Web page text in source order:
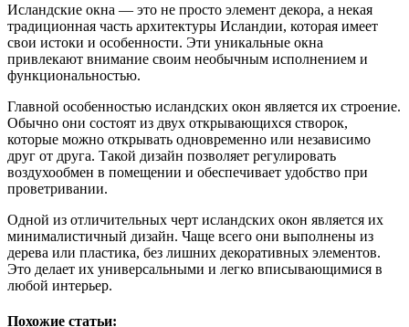
Исландские окна — это не просто элемент декора, а некая
традиционная часть архитектуры Исландии, которая имеет
свои истоки и особенности. Эти уникальные окна
привлекают внимание своим необычным исполнением и
функциональностью.
Главной особенностью исландских окон является их строение.
Обычно они состоят из двух открывающихся створок,
которые можно открывать одновременно или независимо
друг от друга. Такой дизайн позволяет регулировать
воздухообмен в помещении и обеспечивает удобство при
проветривании.
Одной из отличительных черт исландских окон является их
минималистичный дизайн. Чаще всего они выполнены из
дерева или пластика, без лишних декоративных элементов.
Это делает их универсальными и легко вписывающимися в
любой интерьер.
Похожие статьи: